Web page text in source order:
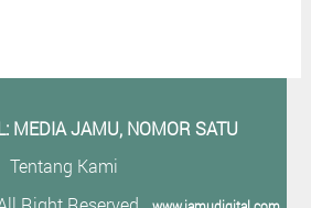
MEDIA JAMU, NOMOR SATU
Tentang Kami